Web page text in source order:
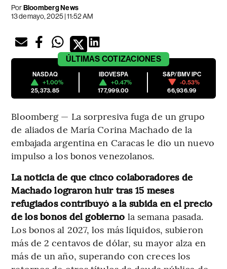
PorBloomberg News
13 de mayo, 2025 | 11:52 AM
ÚLTIMAS COTIZACIONES
NASDAQ
+1.00%
25,373.85
IBOVESPA
+0.47%
177,999.00
S&P/BMV IPC
-0.53%
66,936.99
Bloomberg — La sorpresiva fuga de un grupo
de aliados de María Corina Machado de la
embajada argentina en Caracas le dio un nuevo
impulso a los bonos venezolanos.
La noticia de que cinco colaboradores de
Machado lograron huir tras 15 meses
refugiados contribuyó a la subida en el precio
de los bonos del gobierno la semana pasada.
Los bonos al 2027, los más líquidos, subieron
más de 2 centavos de dólar, su mayor alza en
más de un año, superando con creces los